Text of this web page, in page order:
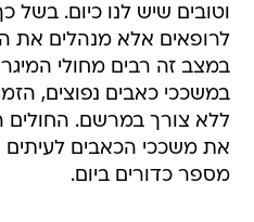
וטובים שיש לנו כיום. בשל
לרופאים אלא מנהלים את
במצב זה רבים מחולי
במשככי כאבים נפוצים,
ללא צורך במרשם. החולים
את משככי הכאבים לעיתים
מספר כדורים ביום.